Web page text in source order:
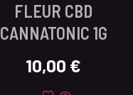
FLEUR CBD
CANNATONIC 1G
10,00 €